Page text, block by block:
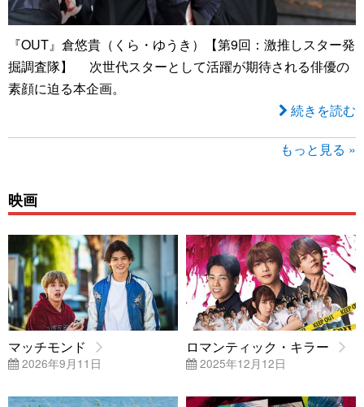
『OUT』倉悠貴（くら・ゆうき）【第9回：激推しスター発
掘調査隊】 次世代スターとして活躍が期待される俳優の
素顔に迫る本企画。
続きを読む
もっと見る »
映画
マッチモンド
2026年9月11日
ロマンティック・キラー
2025年12月12日